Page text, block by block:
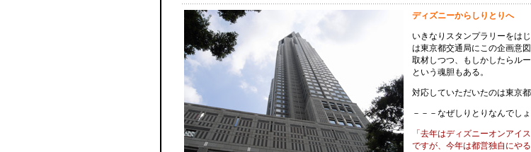
ディズニーからしりとりへ
いきなりスタンプラリーをは
は東京都交通局にこの企画意
取材しつつ、もしかしたらル
という魂胆もある。
対応していただいたのは東京都
－－－なぜしりとりなんでし
「去年はディズニーオンアイ
ですが、今年は都営独自にや